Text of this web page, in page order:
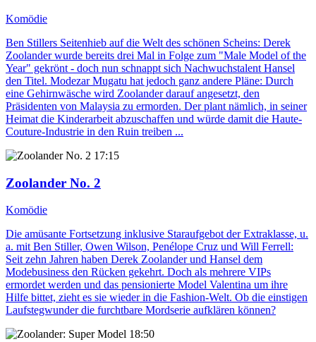
Komödie
Ben Stillers Seitenhieb auf die Welt des schönen Scheins: Derek
Zoolander wurde bereits drei Mal in Folge zum "Male Model of the
Year" gekrönt - doch nun schnappt sich Nachwuchstalent Hansel
den Titel. Modezar Mugatu hat jedoch ganz andere Pläne: Durch
eine Gehirnwäsche wird Zoolander darauf angesetzt, den
Präsidenten von Malaysia zu ermorden. Der plant nämlich, in seiner
Heimat die Kinderarbeit abzuschaffen und würde damit die Haute-
Couture-Industrie in den Ruin treiben ...
17:15
Zoolander No. 2
Komödie
Die amüsante Fortsetzung inklusive Staraufgebot der Extraklasse, u.
a. mit Ben Stiller, Owen Wilson, Penélope Cruz und Will Ferrell:
Seit zehn Jahren haben Derek Zoolander und Hansel dem
Modebusiness den Rücken gekehrt. Doch als mehrere VIPs
ermordet werden und das pensionierte Model Valentina um ihre
Hilfe bittet, zieht es sie wieder in die Fashion-Welt. Ob die einstigen
Laufstegwunder die furchtbare Mordserie aufklären können?
18:50